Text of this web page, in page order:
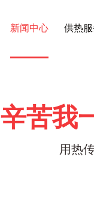
新闻中心 供热
辛苦我
用热